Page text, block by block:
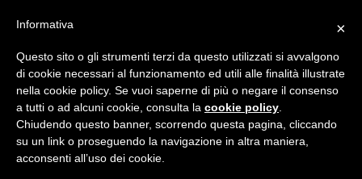
×
Informativa
Questo sito o gli strumenti terzi da questo utilizzati si avvalgono
di cookie necessari al funzionamento ed utili alle finalità illustrate
nella cookie policy. Se vuoi saperne di più o negare il consenso
a tutti o ad alcuni cookie, consulta la cookie policy.
Chiudendo questo banner, scorrendo questa pagina, cliccando
su un link o proseguendo la navigazione in altra maniera,
acconsenti all’uso dei cookie.